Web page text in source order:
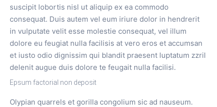
suscipit lobortis nisl ut aliquip ex ea commodo
consequat. Duis autem vel eum iriure dolor in hendrerit
in vulputate velit esse molestie consequat, vel illum
dolore eu feugiat nulla facilisis at vero eros et accumsan
et iusto odio dignissim qui blandit praesent luptatum zzril
delenit augue duis dolore te feugait nulla facilisi.
Epsum factorial non deposit
Olypian quarrels et gorilla congolium sic ad nauseum.